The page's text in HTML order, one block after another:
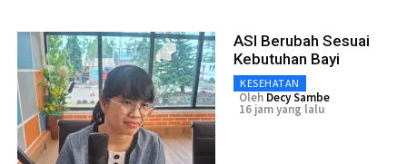
ASI Berubah Sesuai
Kebutuhan Bayi
KESEHATAN
Oleh Decy Sambe
16 jam yang lalu